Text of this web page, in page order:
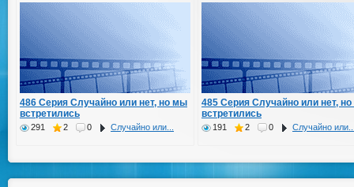
486 Серия Случайно или нет, но мы
встретились
291 2 0 Случайно или...
485 Серия Случайно или нет,
встретились
191 2 0 Случайно